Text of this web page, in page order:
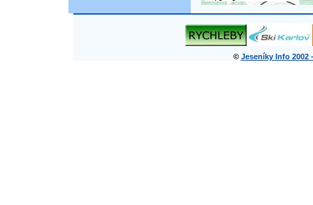
© Jeseníky Info 2002